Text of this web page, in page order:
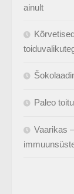
ainult
Paleo
Vaarikas